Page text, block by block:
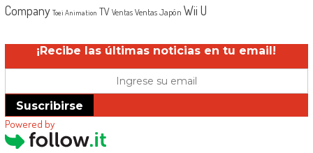
Company Toei Animation TV Ventas Ventas Japón Wii U
¡Recibe las últimas noticias en tu email!
Suscribirse
Powered by